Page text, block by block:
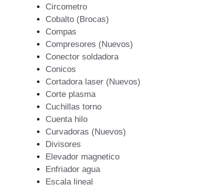
Circometro
Cobalto (Brocas)
Compas
Compresores (Nuevos)
Conector soldadora
Conicos
Cortadora laser (Nuevos)
Corte plasma
Cuchillas torno
Cuenta hilo
Curvadoras (Nuevos)
Divisores
Elevador magnetico
Enfriador agua
Escala lineal